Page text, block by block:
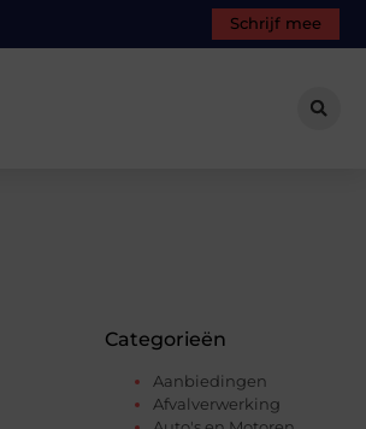
Schrijf mee
Categorieën
Aanbiedingen
Afvalverwerking